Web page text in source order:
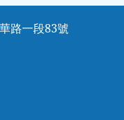
路一段83號